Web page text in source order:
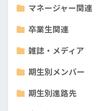
マネージャー関連
卒業生関連
雑誌・メディア
期生別メンバー
期生別進路先